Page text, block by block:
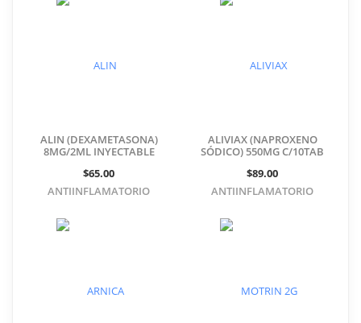
ALIN (DEXAMETASONA)
8MG/2ML INYECTABLE
$65.00
ANTIINFLAMATORIO
ALIVIAX (NAPROXENO
SÓDICO) 550MG C/10TAB
$89.00
ANTIINFLAMATORIO